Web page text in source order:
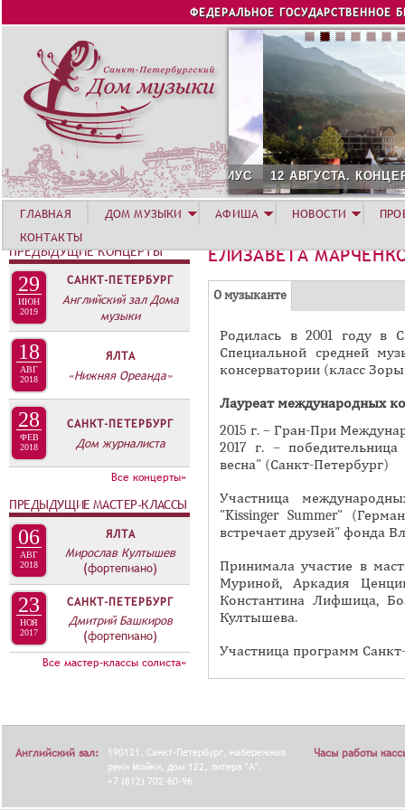
Jump to navigation
ФЕДЕРАЛЬНОЕ ГОСУДАРСТВЕННОЕ
12 АВГУСТА. КОНЦЕРТ
ЕЛИЗАВЕТА
Г
П
Д
П
Т
О музыканте(
а
к
т
в
н
а
я
к
л
д
к
а
Родилась в 2001 году в
Специальной средней
консерватории (класс
Лауреат международных
2015 г. – Гран-При
2017 г. –
весна" (Санкт-Петербург)
Участница
"Kissinger Summer"
встречает друзей" фонда
Принимала участие в
Муриной, Аркадия
Константина Лифшица,
Култышева.
Участница программ
ГЛАВНАЯ ДОМ МУЗЫКИ АФИША НОВОСТИ
КОНТАКТЫ
ПРЕДЫДУЩИЕ КОНЦЕРТЫ
29
ИЮН
2019
САНКТ-ПЕТЕРБУРГ
Английский зал Дома
музыки
18
АВГ
2018
ЯЛТА
«Нижняя Ореанда»
28
ФЕВ
2018
САНКТ-ПЕТЕРБУРГ
Дом журналиста
Все концерты»
ПРЕДЫДУЩИЕ МАСТЕР-КЛАССЫ
06
АВГ
2018
ЯЛТА
Мирослав Култышев
(фортепиано)
23
НОЯ
2017
САНКТ-ПЕТЕРБУРГ
Дмитрий Башкиров
(фортепиано)
Все мастер-классы солиста»
Английский зал:
190121, Санкт-Петербург, набережная
реки Мойки, дом 122, литера "А".
+7 (812) 702-60-96
Часы работы